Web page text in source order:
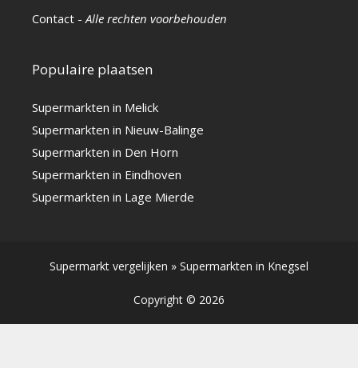
Contact -Alle rechten voorbehouden
Populaire plaatsen
Supermarkten in Melick
Supermarkten in Nieuw-Balinge
Supermarkten in Den Horn
Supermarkten in Eindhoven
Supermarkten in Lage Mierde
Supermarkt vergelijken » Supermarkten in Knegsel
Copyright © 2026